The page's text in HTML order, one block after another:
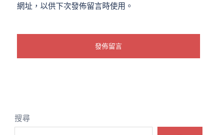
網址，以供下次發佈留言時使用。
搜尋